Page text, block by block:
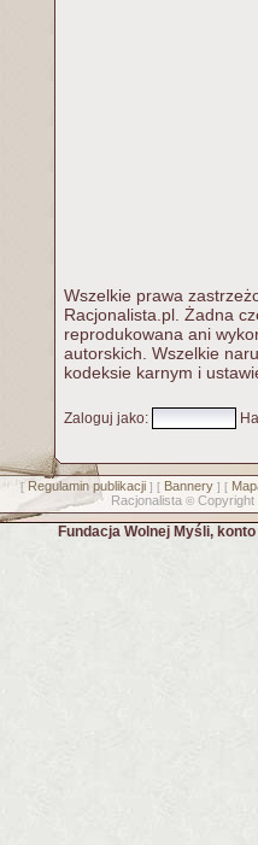
Wszelkie prawa
Racjonalista.pl. Żadna
reprodukowana ani
autorskich. Wszelkie
kodeksie karnym i
Zaloguj jako:
[ Regulamin publikacji] [ Bannery] [
Racjonalista © Copyright
Fundacja Wolnej Myśli,